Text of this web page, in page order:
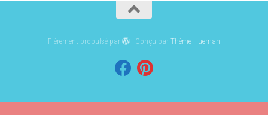
Fièrement propulsé par - Conçu parThème Hueman